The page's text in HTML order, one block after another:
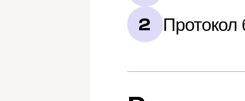
2 Протокол